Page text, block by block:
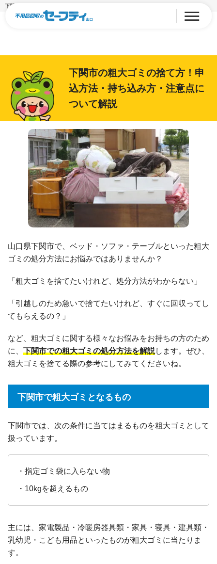
下関市の粗大ゴミの捨て方！申込方法・持ち込み方・注意点について解説
下関市の粗大ゴミの捨て方！申
込方法・持ち込み方・注意点に
ついて解説
山口県下関市で、ベッド・ソファ・テーブルといった粗大
ゴミの処分方法にお悩みではありませんか？
「粗大ゴミを捨てたいけれど、処分方法がわからない」
「引越しのため急いで捨てたいけれど、すぐに回収ってし
てもらえるの？」
など、粗大ゴミに関する様々なお悩みをお持ちの方のため
に、 下関市での粗大ゴミの処分方法を解説します。ぜひ、
粗大ゴミを捨てる際の参考にしてみてくださいね。
下関市で粗大ゴミとなるもの
下関市では、次の条件に当てはまるものを粗大ゴミとして
扱っています。
・指定ゴミ袋に入らない物
・10kgを超えるもの
主には、家電製品・冷暖房器具類・家具・寝具・建具類・
乳幼児・こども用品といったものが粗大ゴミに当たりま
す。